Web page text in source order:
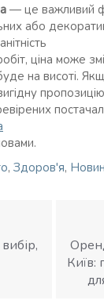
— це важливий
або
ціна може
на висоті.
, Здоров'я,
Київ: